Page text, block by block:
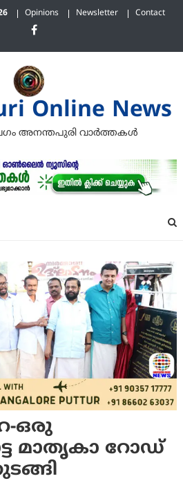
Opinions Newsletter Contact
Online News
അനന്തപുരി വാര്‍ത്തകള്‍
ഒരു
മാതൃകാ റോഡ്